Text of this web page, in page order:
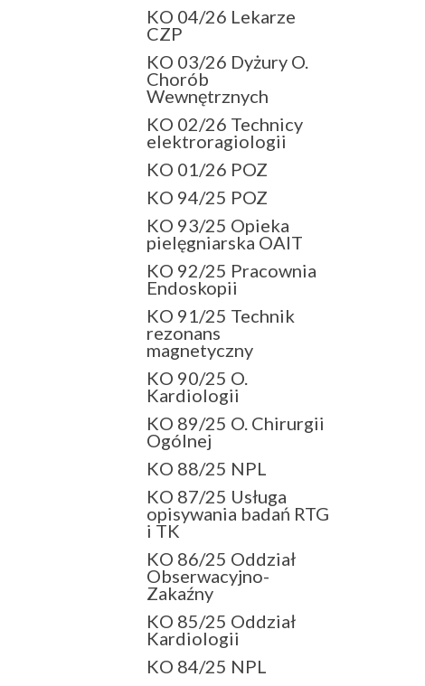
KO 04/26 Lekarze
CZP
KO 03/26 Dyżury O.
Chorób
Wewnętrznych
KO 02/26 Technicy
elektroragiologii
KO 01/26 POZ
KO 94/25 POZ
KO 93/25 Opieka
pielęgniarska OAIT
KO 92/25 Pracownia
Endoskopii
KO 91/25 Technik
rezonans
magnetyczny
KO 90/25 O.
Kardiologii
KO 89/25 O. Chirurgii
Ogólnej
KO 88/25 NPL
KO 87/25 Usługa
opisywania badań RTG
i TK
KO 86/25 Oddział
Obserwacyjno-
Zakaźny
KO 85/25 Oddział
Kardiologii
KO 84/25 NPL